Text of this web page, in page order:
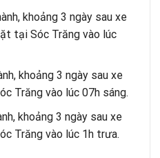
khoảng 3 ngày sau xe
tại Sóc Trăng vào lúc
khoảng 3 ngày sau xe
Trăng vào lúc 07h sáng.
khoảng 3 ngày sau xe
Trăng vào lúc 1h trưa.